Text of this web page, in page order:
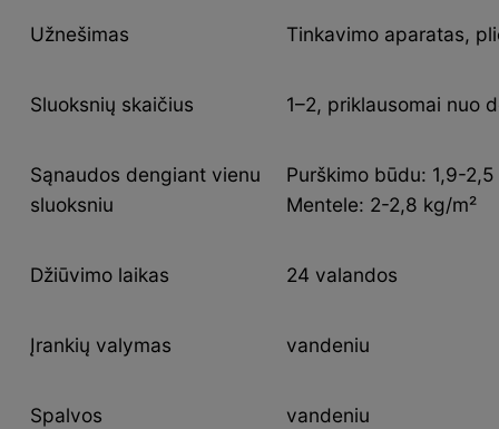
Užnešimas Tinkavimo aparatas,
Sluoksnių skaičius 1–2, priklausomai nuo
Sąnaudos dengiant vienu
sluoksniu
Purškimo būdu: 1,9-2,5
Mentele: 2-2,8 kg/m²
Džiūvimo laikas 24 valandos
Įrankių valymas vandeniu
Spalvos vandeniu